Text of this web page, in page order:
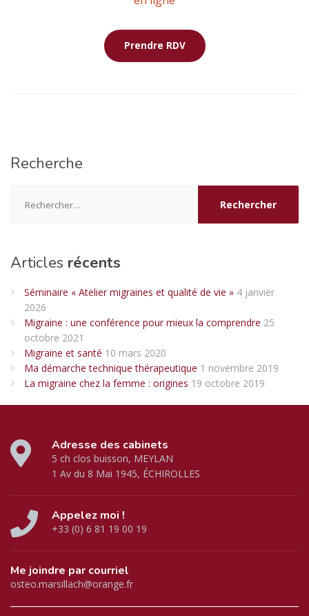
Prendre RDV
Recherche
Articles récents
Séminaire « Atelier migraines et qualité de vie » 4 janvier
2026
Migraine : une conférence pour mieux la comprendre 25
octobre 2021
Migraine et santé 10 mars 2020
Ma démarche technique thérapeutique 1 novembre 2019
La migraine chez la femme : origines 19 octobre 2019
Adresse des cabinets
5 ch clos buisson, MEYLAN
1 Av du 8 Mai 1945, ÉCHIROLLES
Appelez moi !
+33 (0) 6 81 19 00 19
Me joindre par courriel
osteo.marsillach@orange.fr